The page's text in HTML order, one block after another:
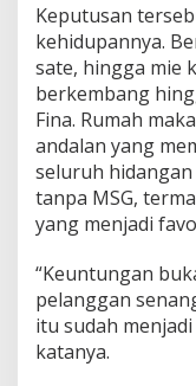
Keputusan
kehidupannya.
sate, hingga mie
berkembang
Fina. Rumah
andalan yang
seluruh
tanpa MSG,
yang menjadi
“Keuntungan
pelanggan
itu sudah
katanya.